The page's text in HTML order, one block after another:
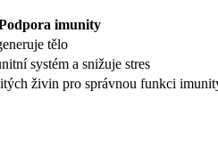
imunity
tělo
systém a snižuje stres
živin pro správnou funkci